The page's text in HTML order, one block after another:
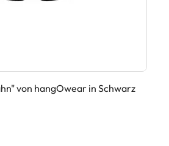
von hangOwear in Schwarz